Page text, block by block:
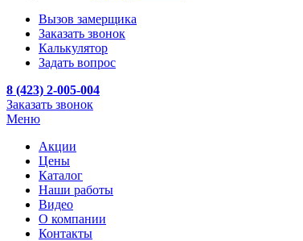
Вызов замерщика
Заказать звонок
Калькулятор
Задать вопрос
8 (423) 2-005-004
Заказать звонок
Меню
Акции
Цены
Каталог
Наши работы
Видео
О компании
Контакты